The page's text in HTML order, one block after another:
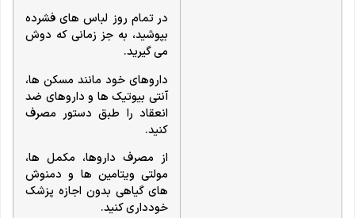
در تمام روز لباس های فشرده
بپوشید، به جز زمانی که دوش
می گیرید.
داروهای خود مانند مسکن ها،
آنتی بیوتیک ها و داروهای ضد
انعقاد را طبق دستور مصرف
کنید.
از مصرف داروها، مکمل ها،
مولتی ویتامین ها و دمنوش
های گیاهی بدون اجازه پزشک
خودداری کنید.